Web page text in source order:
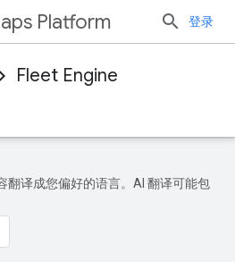
Platform 登录
Fleet Engine
翻译成您偏好的语言。AI 翻译可能包